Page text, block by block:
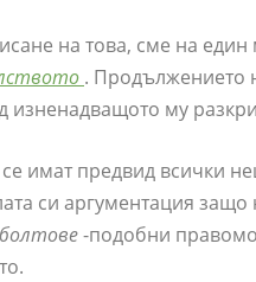
на това, сме на един
. Продължението
изненадващото му
имат предвид всички
си аргументация
-подобни